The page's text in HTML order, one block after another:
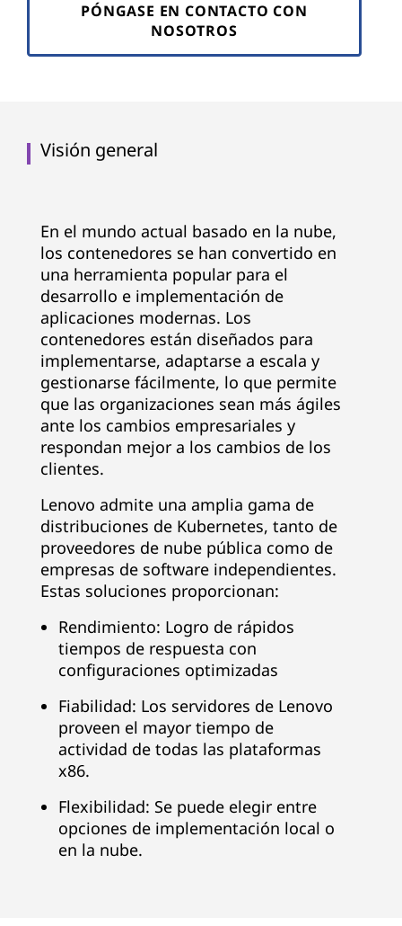
PÓNGASE EN CONTACTO CON
NOSOTROS
Visión general
En el mundo actual basado en la nube,
los contenedores se han convertido en
una herramienta popular para el
desarrollo e implementación de
aplicaciones modernas. Los
contenedores están diseñados para
implementarse, adaptarse a escala y
gestionarse fácilmente, lo que permite
que las organizaciones sean más ágiles
ante los cambios empresariales y
respondan mejor a los cambios de los
clientes.
Lenovo admite una amplia gama de
distribuciones de Kubernetes, tanto de
proveedores de nube pública como de
empresas de software independientes.
Estas soluciones proporcionan:
Rendimiento: Logro de rápidos
tiempos de respuesta con
configuraciones optimizadas
Fiabilidad: Los servidores de Lenovo
proveen el mayor tiempo de
actividad de todas las plataformas
x86.
Flexibilidad: Se puede elegir entre
opciones de implementación local o
en la nube.